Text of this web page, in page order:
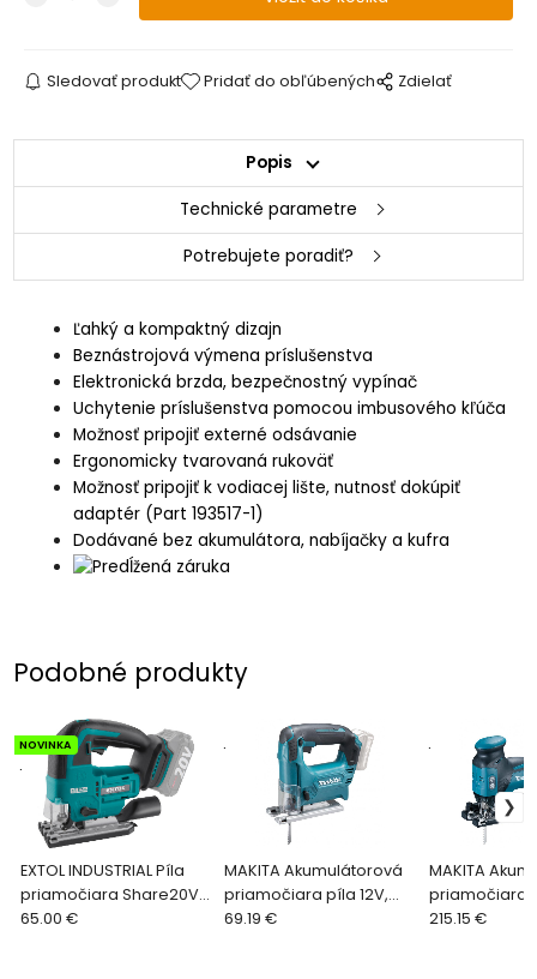
Sledovať produkt Pridať do obľúbených Zdielať
Popis
Technické parametre
Potrebujete poradiť?
Ľahký a kompaktný dizajn
Beznástrojová výmena príslušenstva
Elektronická brzda, bezpečnostný vypínač
Uchytenie príslušenstva pomocou imbusového kľúča
Možnosť pripojiť externé odsávanie
Ergonomicky tvarovaná rukoväť
Možnosť pripojiť k vodiacej lište, nutnosť dokúpiť
adaptér (Part 193517-1)
Dodávané bez akumulátora, nabíjačky a kufra
Podobné produkty
EXTOL INDUSTRIAL Píla
priamočiara Share20V,
bez aku, zdvih 26mm,
NOVINKA
.
65.00 €
MAKITA Akumulátorová
priamočiara píla 12V,
bez aku. a nabíjačky
.
69.19 €
MAKITA
priamočiara
bez aku. a
.
215.15 €